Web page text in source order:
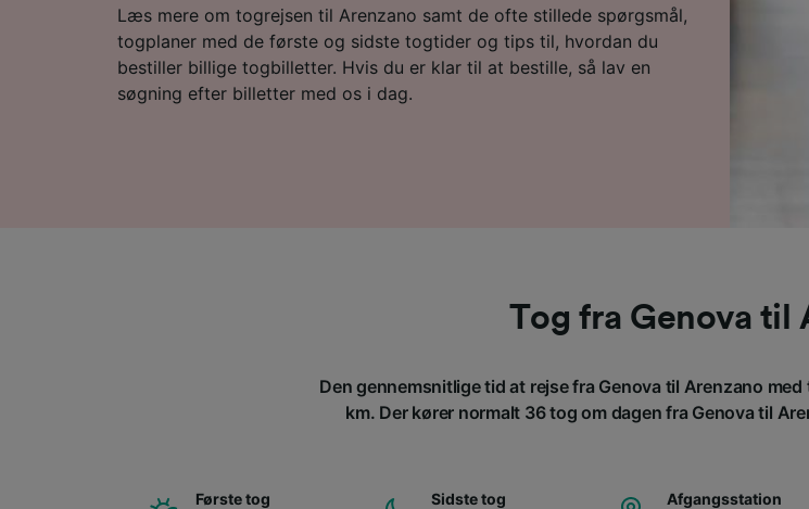
Læs mere om togrejsen til Arenzano samt de ofte stillede spørgsmål,
togplaner med de første og sidste togtider og tips til, hvordan du
bestiller billige togbilletter. Hvis du er klar til at bestille, så lav en
søgning efter billetter med os i dag.
Tog fra Genova til
Den gennemsnitlige tid at rejse fra Genova til Arenzano
km. Der kører normalt 36 tog om dagen fra Genova til
Første tog
Sidste tog
Afgangsstation